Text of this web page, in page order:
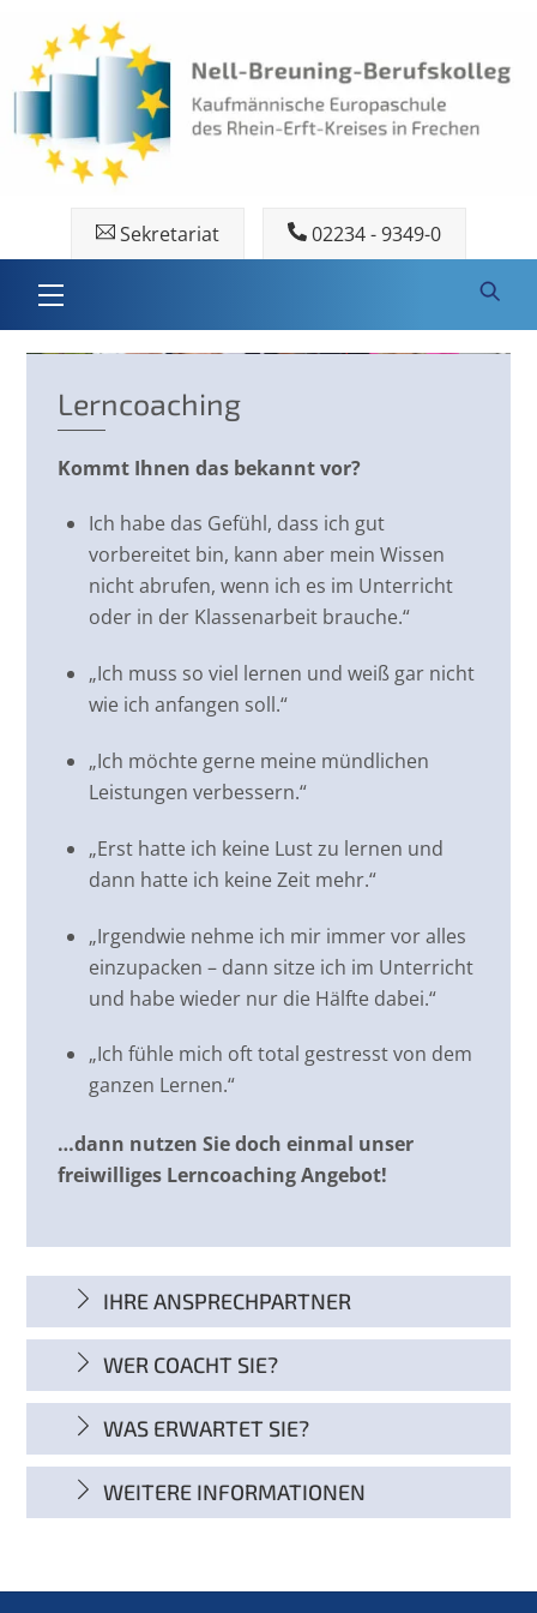
content
Sekretariat 02234 - 9349-0
Menu
Lerncoaching
Kommt Ihnen das bekannt vor?
Ich habe das Gefühl, dass ich gut
vorbereitet bin, kann aber mein Wissen
nicht abrufen, wenn ich es im Unterricht
oder in der Klassenarbeit brauche.“
„Ich muss so viel lernen und weiß gar nicht
wie ich anfangen soll.“
„Ich möchte gerne meine mündlichen
Leistungen verbessern.“
„Erst hatte ich keine Lust zu lernen und
dann hatte ich keine Zeit mehr.“
„Irgendwie nehme ich mir immer vor alles
einzupacken – dann sitze ich im Unterricht
und habe wieder nur die Hälfte dabei.“
„Ich fühle mich oft total gestresst von dem
ganzen Lernen.“
…dann nutzen Sie doch einmal unser
freiwilliges Lerncoaching Angebot!
IHRE ANSPRECHPARTNER
WER COACHT SIE?
WAS ERWARTET SIE?
WEITERE INFORMATIONEN